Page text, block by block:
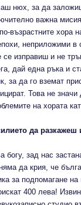
нюх, за да
важна
възрастните хора
неприложими
изправиш и не
дай една ръка и
за да го вземат
Това не значи
на хората
да разкажеш
богу, зад нас
да крия, че
за подпомагане
400 лева!